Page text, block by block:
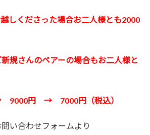
しくださった場合お二人様とも2000
規さんのペアーの場合もお二人様と
9000円 → 7000円（税込）
い合わせフォームより